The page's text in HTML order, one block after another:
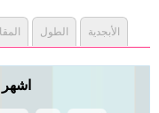
الأبجدية الطول